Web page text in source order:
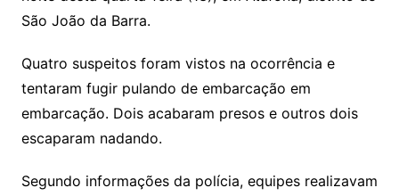
São João da Barra.
Quatro suspeitos foram vistos na ocorrência e
tentaram fugir pulando de embarcação em
embarcação. Dois acabaram presos e outros dois
escaparam nadando.
Segundo informações da polícia, equipes realizavam